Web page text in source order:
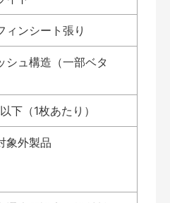
ィンシート張り
シュ構造（一部ベタ
下（1枚あたり）
象外製品